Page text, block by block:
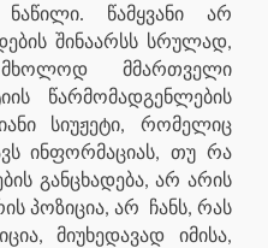
წამყვანი არ
შინაარსს სრულად,
მმართველი
წარმომადგენლების
სიუჟეტი, რომელიც
ინფორმაციას, თუ რა
განცხადება, არ არის
პოზიცია, არ ჩანს, რას
მიუხედავად იმისა,